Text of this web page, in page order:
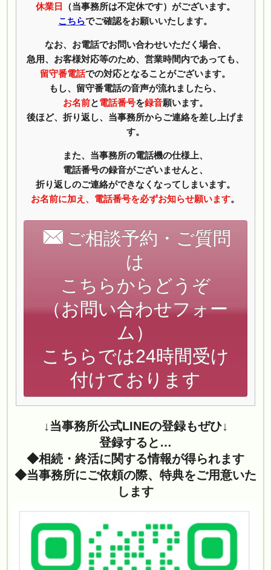
休業日
（当事務所は不定休です）がございます。
こちらでご確認をお願いいたします。
なお、お電話でお問い合わせいただく場合、
急用、お客様対応等のため、営業時間内であっても、
留守番電話での対応となることがございます。
もし、留守番電話の音声が流れましたら、
お名前と電話番号を録音願います。
後ほど、折り返し、当事務所からご連絡を差し上げま
す。
また、当事務所の電話機の仕様上、
電話番号の録音がございませんと、
折り返しのご連絡ができなくなってしまいます。
お名前に加え、電話番号を必ずお知らせ願います。
ご相談予約・ご質問
は
こちらからどうぞ
（お問い合わせフォー
ム）
こちらでは24時間受け
付けております
↓当事務所公式LINEの登録もぜひ↓
登録すると…
◆相続・終活に関する情報が得られます
◆当事務所にご依頼の際、特典をご用意いた
します